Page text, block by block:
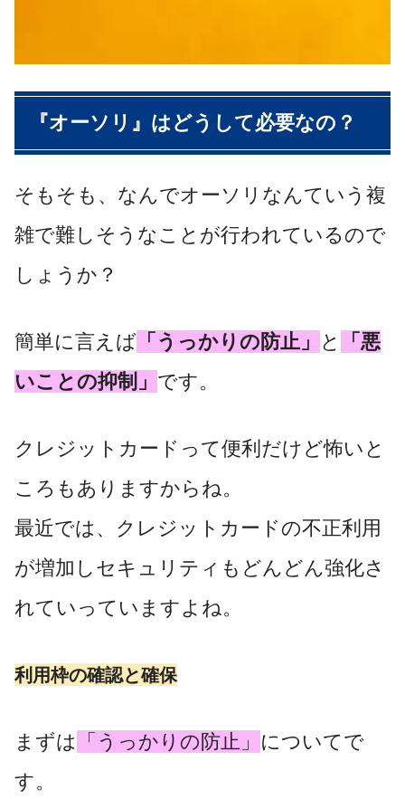
『オーソリ 』 はどうして必要なの？
そもそも、なんでオーソリなんていう複
雑で難しそうなことが行われているので
しょうか？
簡単に言えば 「うっかりの防止」 と
「悪
いことの抑制」 です。
クレジットカードって便利だけど怖いと
ころもありますからね。
最近では、クレジットカードの不正利用
が増加しセキュリティもどんどん強化さ
れていっていますよね。
利用枠の確認と確保
まずは 「うっかりの防止」 についてで
す。